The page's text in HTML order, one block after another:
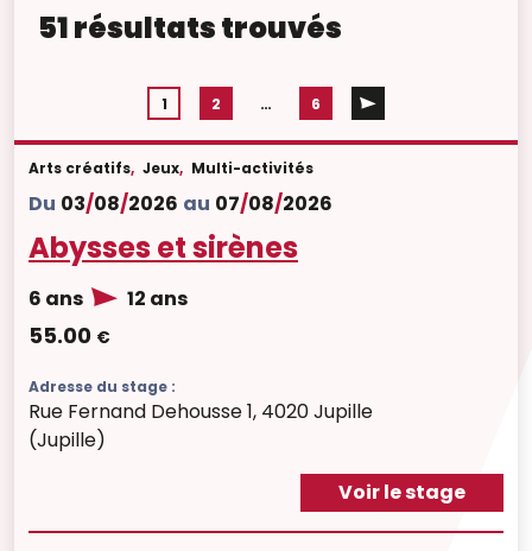
51 résultats trouvés
1 2 … 6
Arts créatifs, Jeux, Multi-activités
Du 03/08/2026 au 07/08/2026
Abysses et sirènes
6 ans 12 ans
55.00 €
Adresse du stage :
Rue Fernand Dehousse 1, 4020 Jupille
(Jupille)
Voir le stage